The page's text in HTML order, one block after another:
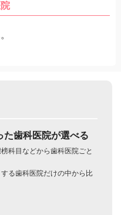
た歯科医院が選べる
科目などから歯科医院ごと
る歯科医院だけの中から比